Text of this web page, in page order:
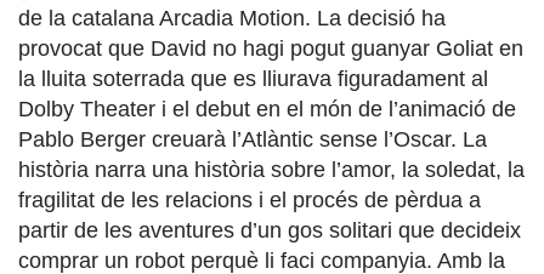
de la catalana Arcadia Motion. La decisió ha
provocat que David no hagi pogut guanyar Goliat en
la lluita soterrada que es lliurava figuradament al
Dolby Theater i el debut en el món de l’animació de
Pablo Berger creuarà l’Atlàntic sense l’Oscar. La
història narra una història sobre l’amor, la soledat, la
fragilitat de les relacions i el procés de pèrdua a
partir de les aventures d’un gos solitari que decideix
comprar un robot perquè li faci companyia. Amb la